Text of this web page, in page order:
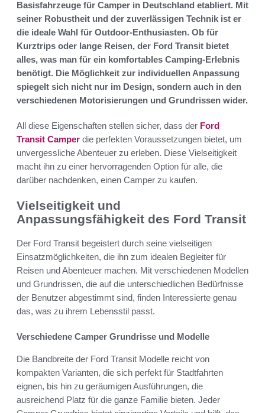
Basisfahrzeuge für Camper in Deutschland etabliert. Mit
seiner Robustheit und der zuverlässigen Technik ist er
die ideale Wahl für Outdoor-Enthusiasten. Ob für
Kurztrips oder lange Reisen, der Ford Transit bietet
alles, was man für ein komfortables Camping-Erlebnis
benötigt. Die Möglichkeit zur individuellen Anpassung
spiegelt sich nicht nur im Design, sondern auch in den
verschiedenen Motorisierungen und Grundrissen wider.
All diese Eigenschaften stellen sicher, dass der Ford
Transit Camper die perfekten Voraussetzungen bietet, um
unvergessliche Abenteuer zu erleben. Diese Vielseitigkeit
macht ihn zu einer hervorragenden Option für alle, die
darüber nachdenken, einen Camper zu kaufen.
Vielseitigkeit und
Anpassungsfähigkeit des Ford Transit
Der Ford Transit begeistert durch seine vielseitigen
Einsatzmöglichkeiten, die ihn zum idealen Begleiter für
Reisen und Abenteuer machen. Mit verschiedenen Modellen
und Grundrissen, die auf die unterschiedlichen Bedürfnisse
der Benutzer abgestimmt sind, finden Interessierte genau
das, was zu ihrem Lebensstil passt.
Verschiedene Camper Grundrisse und Modelle
Die Bandbreite der Ford Transit Modelle reicht von
kompakten Varianten, die sich perfekt für Stadtfahrten
eignen, bis hin zu geräumigen Ausführungen, die
ausreichend Platz für die ganze Familie bieten. Jeder